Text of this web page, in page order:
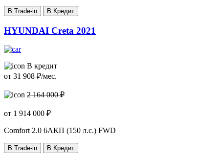
В Trade-in В Кредит
HYUNDAI Creta 2021
В кредит
от 31 908 ₽/мес.
2 164 000 ₽
от 1 914 000 ₽
Comfort2.0 6AКП (150 л.с.) FWD
В Trade-in В Кредит